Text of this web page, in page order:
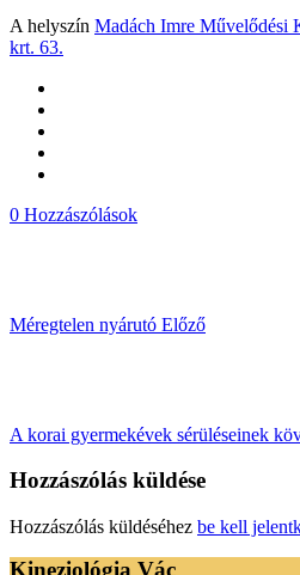
A helyszín Madách Imre Művelődési
krt. 63.
0 Hozzászólások
Méregtelen nyárutó Előző
A korai gyermekévek sérüléseinek
Hozzászólás küldése
Hozzászólás küldéséhez be kell
Kineziológia Vác